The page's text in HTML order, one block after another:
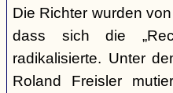
Die Richter wurden
dass sich die
radikalisierte. Unter
Roland Freisler